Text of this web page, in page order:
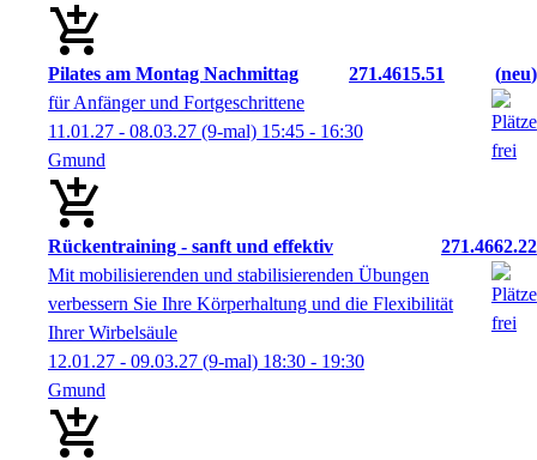
Pilates am Montag Nachmittag 271.4615.51
neu
für Anfänger und Fortgeschrittene
11.01.27 - 08.03.27 (9-mal) 15:45 - 16:30
Gmund
Rückentraining - sanft und effektiv
271.4662.22
Mit mobilisierenden und stabilisierenden Übungen
verbessern Sie Ihre Körperhaltung und die Flexibilität
Ihrer Wirbelsäule
12.01.27 - 09.03.27 (9-mal) 18:30 - 19:30
Gmund